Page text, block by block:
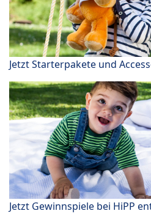
Jetzt Starterpakete und
Jetzt Gewinnspiele bei HiPP